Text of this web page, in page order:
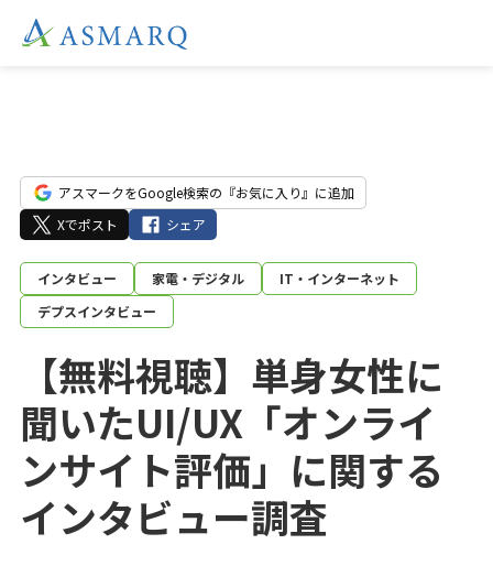
アスマークをGoogle検索の『お気に入り』に追加
Xでポスト
シェア
インタビュー 家電・デジタル
IT・インターネット
デプスインタビュー
【無料視聴】単身女性に
聞いたUI/UX「オンライ
ンサイト評価」に関する
インタビュー調査